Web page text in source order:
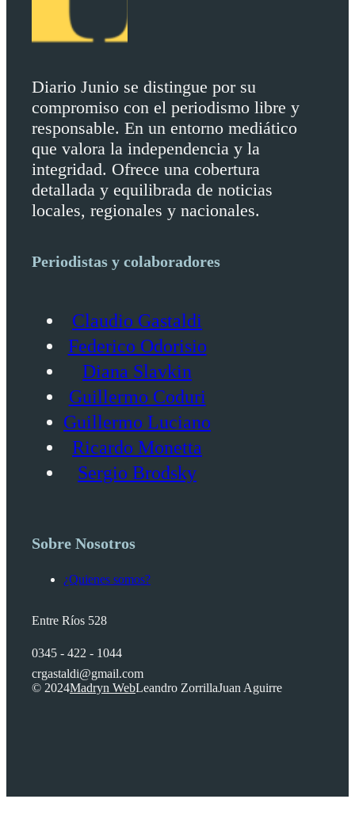
Diario Junio se distingue por su
compromiso con el periodismo libre y
responsable. En un entorno mediático
que valora la independencia y la
integridad. Ofrece una cobertura
detallada y equilibrada de noticias
locales, regionales y nacionales.
Periodistas y colaboradores
Claudio Gastaldi
Federico Odorisio
Diana Slavkin
Guillermo Coduri
Guillermo Luciano
Ricardo Monetta
Sergio Brodsky
Sobre Nosotros
¿Quienes somos?
Entre Ríos 528
0345 - 422 - 1044
crgastaldi@gmail.com
© 2024Madryn WebLeandro ZorrillaJuan Aguirre